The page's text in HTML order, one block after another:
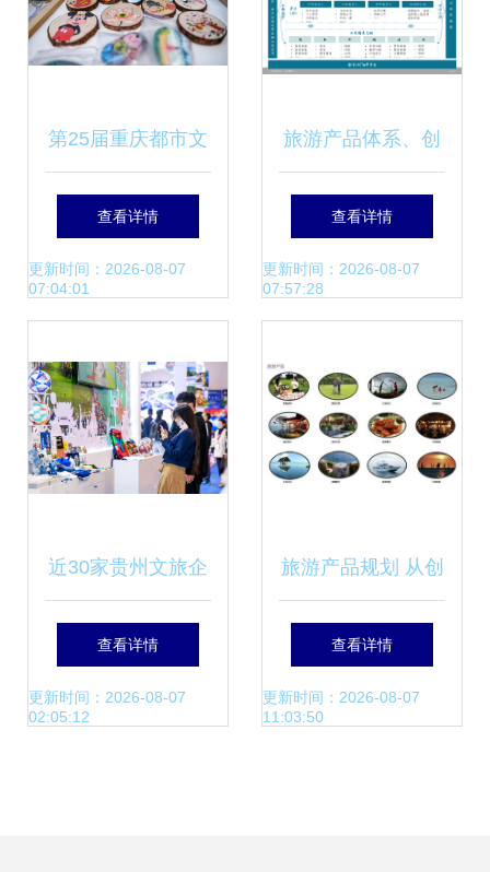
第25届重庆都市文
化旅游节暨城际旅
游交易会 文创与旅
查看详情
更新时间：2026-08-07
07:04:01
旅游产品体系、创
新趋势及典型案例
研究
查看详情
更新时间：2026-08-07
07:57:28
近30家贵州文旅企
业组团亮相2025上
海旅游产业博览
查看详情
更新时间：2026-08-07
02:05:12
旅游产品规划 从创
意到体验的全链路
设计
查看详情
更新时间：2026-08-07
11:03:50